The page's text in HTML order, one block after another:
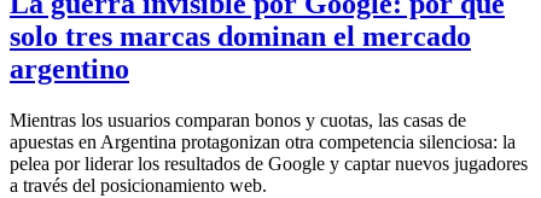
solo tres marcas dominan el mercado
argentino
Mientras los usuarios comparan bonos y cuotas, las casas de
apuestas en Argentina protagonizan otra competencia silenciosa: la
pelea por liderar los resultados de Google y captar nuevos jugadores
a través del posicionamiento web.